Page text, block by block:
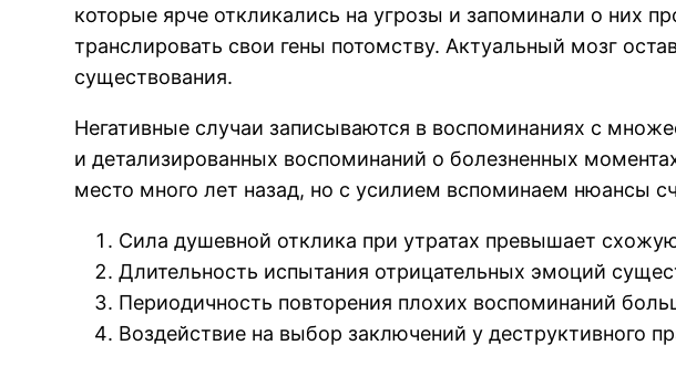
которые ярче откликались на угрозы и запоминали о них
транслировать свои гены потомству. Актуальный мозг
существования.
Негативные случаи записываются в воспоминаниях с
и детализированных воспоминаний о болезненных
место много лет назад, но с усилием вспоминаем нюансы
Сила душевной отклика при утратах превышает
Длительность испытания отрицательных эмоций
Периодичность повторения плохих воспоминаний
Воздействие на выбор заключений у деструктивного